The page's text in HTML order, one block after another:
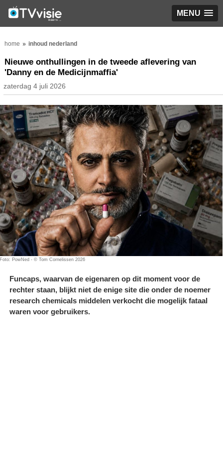
MENU
home inhoud nederland
Nieuwe onthullingen in de tweede aflevering van
'Danny en de Medicijnmaffia'
zaterdag 4 juli 2026
Foto: PowNed - © Tom Cornelissen 2026
Funcaps, waarvan de eigenaren op dit moment voor de
rechter staan, blijkt niet de enige site die onder de noemer
research chemicals middelen verkocht die mogelijk fataal
waren voor gebruikers.